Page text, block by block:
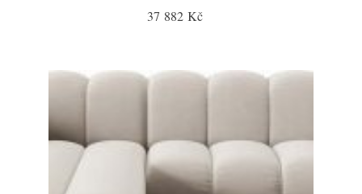
37 882 Kč